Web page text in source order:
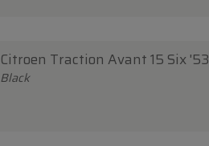
Citroen Traction Avant 15 Six '53
Black